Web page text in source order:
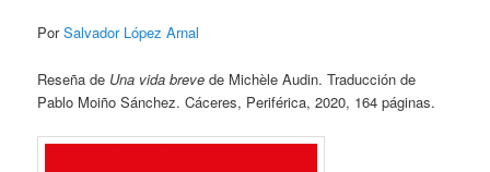
PorSalvador López Arnal
Reseña de Una vida breve de Michèle Audin. Traducción de
Pablo Moiño Sánchez. Cáceres, Periférica, 2020, 164 páginas.